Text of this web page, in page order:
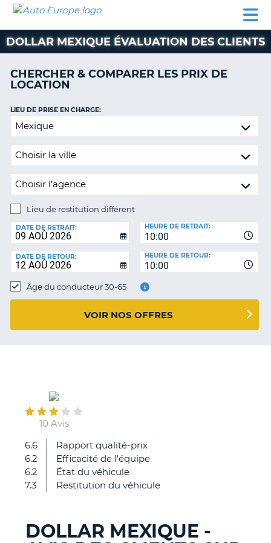
LOCATION
VOITURE
CAMPING-
CAR
CLIENT
AUTO
EUROPE
LOCATION
VOITURE
CAMPING-
CAR
PARTENAIRES
SUPPORT
CLIENT
COMPTE
MA
DOLLAR MEXIQUE ÉVALUATION DES CLIENTS
CHERCHER & COMPARER LES PRIX DE
LOCATION
Lieu
restitution
LIEU DE PRISE EN CHARGE:
Lieu de restitution différent
DE
RESTITUTION:
DATE DE RETRAIT:
10:00
HEURE DE RETRAIT:
DATE DE RETOUR:
10:00
HEURE DE RETOUR:
Âge du conducteur 30-65
VOIR NOS OFFRES
10 Avis
6.6
6.2
6.2
7.3
Rapport qualité-prix
Efficacité de l'équipe
État du véhicule
Restitution du véhicule
Très
accueil
DOLLAR MEXIQUE -